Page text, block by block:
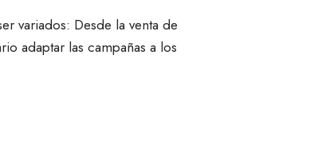
variados: Desde la venta de
adaptar las campañas a los